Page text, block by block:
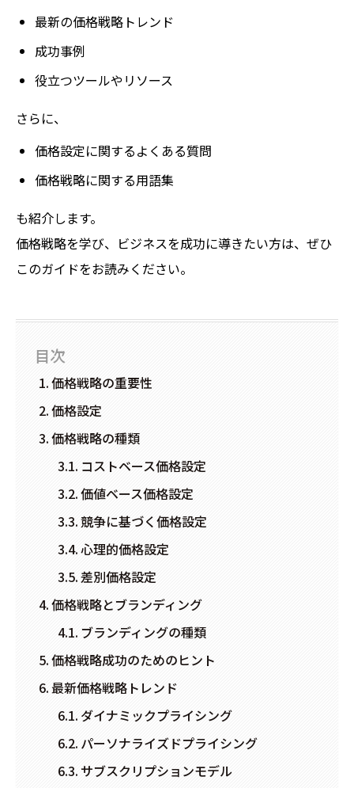
最新の価格戦略トレンド
成功事例
役立つツールやリソース
さらに、
価格設定に関するよくある質問
価格戦略に関する用語集
も紹介します。
価格戦略を学び、ビジネスを成功に導きたい方は、ぜひ
このガイドをお読みください。
目次
価格戦略の重要性
価格設定
価格戦略の種類
コストベース価格設定
価値ベース価格設定
競争に基づく価格設定
心理的価格設定
差別価格設定
価格戦略とブランディング
ブランディングの種類
価格戦略成功のためのヒント
最新価格戦略トレンド
ダイナミックプライシング
パーソナライズドプライシング
サブスクリプションモデル